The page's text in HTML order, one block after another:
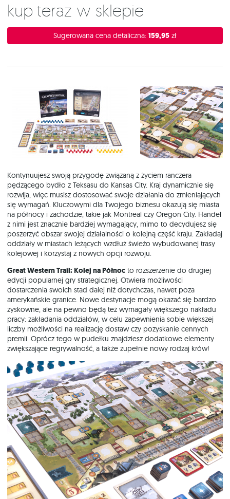
Kup teraz w sklepie
Sugerowana cena detaliczna: 159,95 zł
Kontynuujesz swoją przygodę związaną z życiem ranczera
pędzącego bydło z Teksasu do Kansas City. Kraj dynamicznie się
rozwija, więc musisz dostosować swoje działania do zmieniających
się wymagań. Kluczowymi dla Twojego biznesu okazują się miasta
na północy i zachodzie, takie jak Montreal czy Oregon City. Handel
z nimi jest znacznie bardziej wymagający, mimo to decydujesz się
poszerzyć obszar swojej działalności o kolejną część kraju. Zakładaj
oddziały w miastach leżących wzdłuż świeżo wybudowanej trasy
kolejowej i korzystaj z nowych opcji rozwoju.
Great Western Trail: Kolej na Północ to rozszerzenie do drugiej
edycji popularnej gry strategicznej. Otwiera możliwości
dostarczenia swoich stad dalej niż dotychczas, nawet poza
amerykańskie granice. Nowe destynacje mogą okazać się bardzo
zyskowne, ale na pewno będą też wymagały większego nakładu
pracy: zakładania oddziałów, w celu zapewnienia sobie większej
liczby możliwości na realizację dostaw czy pozyskanie cennych
premii. Oprócz tego w pudełku znajdziesz dodatkowe elementy
zwiększające regrywalność, a także zupełnie nowy rodzaj krów!